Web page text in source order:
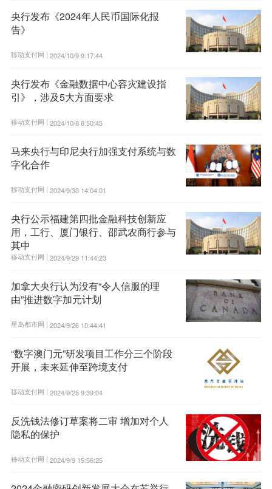
央行发布《2024年人民币国际化报
告》
移动支付网 | 2024/10/9 9:17:44
央行发布《金融数据中心容灾建设指
引》，涉及5大方面要求
移动支付网 | 2024/10/8 8:50:45
马来央行与印尼央行加强支付系统与数
字化合作
移动支付网 | 2024/9/30 14:04:01
央行公示福建第四批金融科技创新应
用，工行、厦门银行、邵武农商行参与
其中
移动支付网 | 2024/9/29 11:44:23
加拿大央行认为没有“令人信服的理
由”推进数字加元计划
星岛都市网 | 2024/9/26 10:44:41
“数字澳门元”研发项目工作分三个阶段
开展，未来延伸至跨境支付
移动支付网 | 2024/9/25 9:39:04
反洗钱法修订草案将二审 增加对个人
隐私的保护
移动支付网 | 2024/9/9 15:56:25